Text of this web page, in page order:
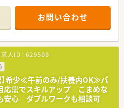
お問い合わせ
人ID： 629509
】希少≪午前のみ/扶養内OK≫パ
応需でスキルアップ こまめな
安心 ダブルワークも相談可